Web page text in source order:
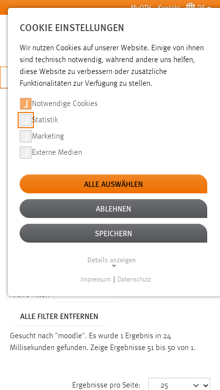
Zum Hauptinhalt springen MyOTH Kontakt DE
SUCHE
JETZT BEWERBEN
SUCHE
FILTER
Typ
Erstellungsdatum
Alter
Aktive Filter:
ALLE FILTER ENTFERNEN
Gesucht nach "moodle". Es wurde 1 Ergebnis in 24
Millisekunden gefunden. Zeige Ergebnisse 51 bis 50 von 1.
Ergebnisse pro Seite:
COOKIE EINSTELLUNGEN
Wir nutzen Cookies auf unserer Website. Einige von ihnen
sind technisch notwendig, während andere uns helfen,
diese Website zu verbessern oder zusätzliche
Funktionalitäten zur Verfügung zu stellen.
Notwendige Cookies
Statistik
Marketing
Externe Medien
ALLE AUSWÄHLEN
ABLEHNEN
SPEICHERN
Details anzeigen
Funktionen und sind für die einwandfreie Funktion der
Einverständnis
cookie_consent
Impressum Datenschutz